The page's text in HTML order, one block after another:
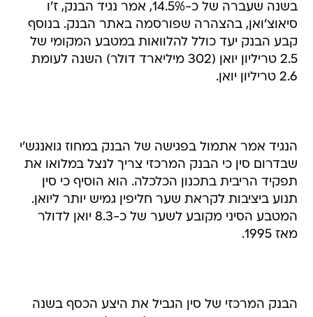
בשנה שעברה של כ-14.5%, אמר נגיד הבנק, ז'ו
סיאוצ'ואן, בהצהרה שפורסמה באתר הבנק. בנוסף
קבע הבנק יעד כולל להלוואות במטבע המקומי של
2.5 טריליון יואן (302 מיליארד דולר) השנה לעומת
2.6 טריליון יואן.
הנגיד אמר אתמול בפגישה של הבנק במחוז גואנגש'י
שבדרום סין כי הבנק המרכזי צריך לנצל במלואו את
תפקיד הריבית בתכנון הכלכלה. הוא הוסיף כי סין
תנוע ביציבות לקראת שער חליפין גמיש יותר ליואן.
המטבע הסיני מקובע לשער של כ-8.3 יואן לדולר
מאז 1995.
הבנק המרכזי של סין הגביל את היצע הכסף בשנה